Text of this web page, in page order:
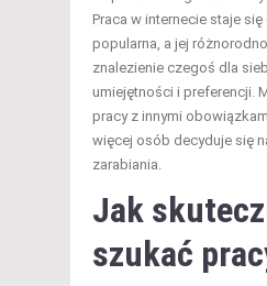
Praca w internecie staje
popularna, a jej
znalezienie czegoś dla
umiejętności i preferencji.
pracy z innymi
więcej osób decyduje się
zarabiania.
Jak
szukać